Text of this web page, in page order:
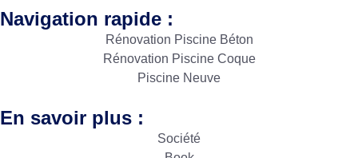
Navigation rapide :
Rénovation Piscine Béton
Rénovation Piscine Coque
Piscine Neuve
En savoir plus :
Société